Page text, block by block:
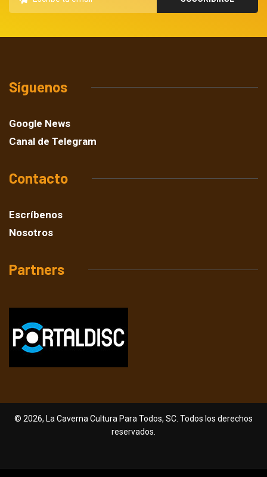
Síguenos
Google News
Canal de Telegram
Contacto
Escríbenos
Nosotros
Partners
© 2026, La Caverna Cultura Para Todos, SC. Todos los derechos
reservados.